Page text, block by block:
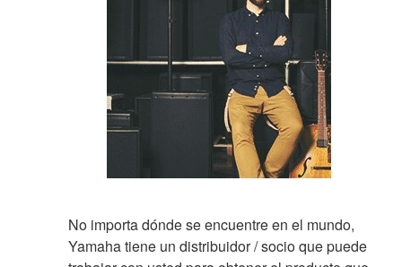
No importa dónde se encuentre en el mundo,
Yamaha tiene un distribuidor / socio que puede